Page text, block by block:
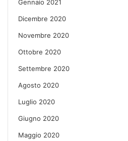
Gennaio 2021
Dicembre 2020
Novembre 2020
Ottobre 2020
Settembre 2020
Agosto 2020
Luglio 2020
Giugno 2020
Maggio 2020